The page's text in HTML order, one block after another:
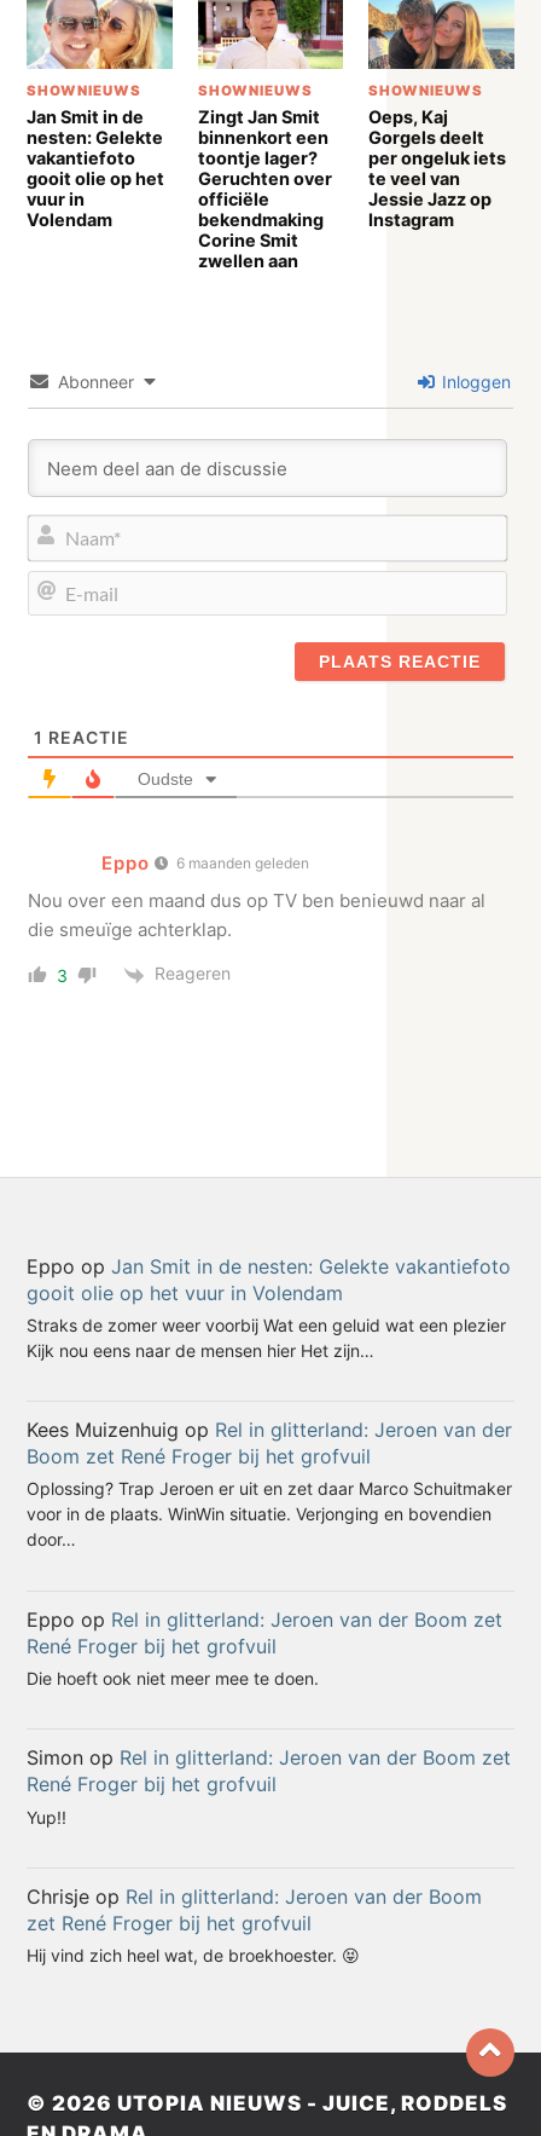
SHOWNIEUWS
Jan Smit in de
nesten: Gelekte
vakantiefoto
gooit olie op het
vuur in
Volendam
SHOWNIEUWS
Zingt Jan Smit
binnenkort een
toontje lager?
Geruchten over
officiële
bekendmaking
Corine Smit
zwellen aan
SHOWNIEUWS
Oeps, Kaj
Gorgels deelt
per ongeluk iets
te veel van
Jessie Jazz op
Instagram
Abonneer Inloggen
1 REACTIE
Oudste
Eppo 6 maanden geleden
Nou over een maand dus op TV ben benieuwd naar al
die smeuïge achterklap.
3 Reageren
Eppo opJan Smit in de nesten: Gelekte vakantiefoto
gooit olie op het vuur in Volendam
Straks de zomer weer voorbij Wat een geluid wat een plezier
Kijk nou eens naar de mensen hier Het zijn…
Kees Muizenhuig op Rel in glitterland: Jeroen van der
Boom zet René Froger bij het grofvuil
Oplossing? Trap Jeroen er uit en zet daar Marco Schuitmaker
voor in de plaats. WinWin situatie. Verjonging en bovendien
door…
Eppo op Rel in glitterland: Jeroen van der Boom zet
René Froger bij het grofvuil
Die hoeft ook niet meer mee te doen.
Simon op Rel in glitterland: Jeroen van der Boom zet
René Froger bij het grofvuil
Yup!!
Chrisje op Rel in glitterland: Jeroen van der Boom
zet René Froger bij het grofvuil
Hij vind zich heel wat, de broekhoester. 😝
© 2026UTOPIA NIEUWS - JUICE, RODDELS